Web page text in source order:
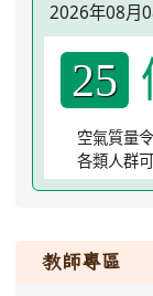
2026年08月
25
空氣質量
各類人群
教師專區